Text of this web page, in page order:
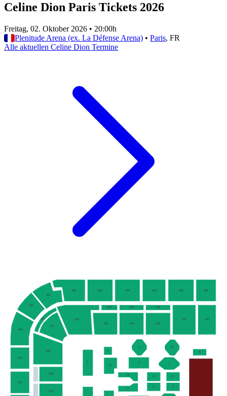
Celine Dion Paris Tickets 2026
Freitag, 02. Oktober 2026 • 20:00h
Plenitude Arena (ex. La Défense Arena) • Paris, FR
Alle aktuellen Celine Dion Termine
101
102
103
104
105
106
107
108
109
110
401
402
403
404
405
406
407
408
409
410
411
203
204
205
207
Y
A
K
L
M
D
N
O
P
W
Z
R
S
T